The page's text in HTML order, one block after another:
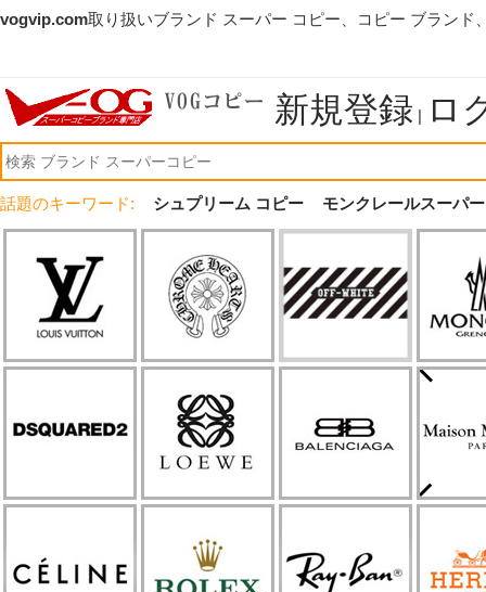
vogvip.com取り扱いブランド スーパー コピー、コピー ブランド
新規登録 | ロ
話題のキーワード: シュプリーム コピー モンクレールスーパ